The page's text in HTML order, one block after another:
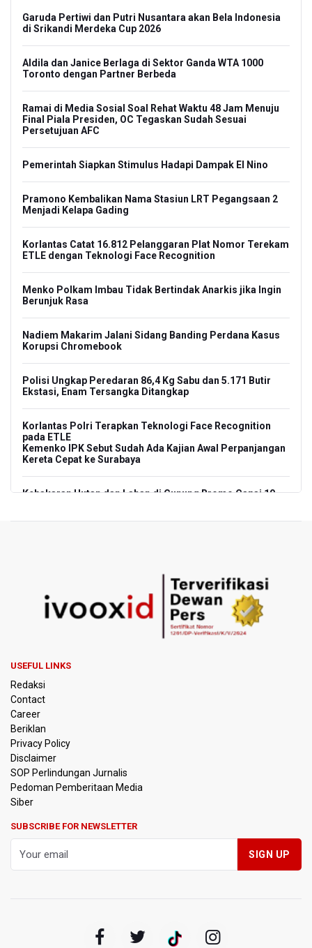
Garuda Pertiwi dan Putri Nusantara akan Bela Indonesia
di Srikandi Merdeka Cup 2026
Aldila dan Janice Berlaga di Sektor Ganda WTA 1000
Toronto dengan Partner Berbeda
Ramai di Media Sosial Soal Rehat Waktu 48 Jam Menuju
Final Piala Presiden, OC Tegaskan Sudah Sesuai
Persetujuan AFC
Pemerintah Siapkan Stimulus Hadapi Dampak El Nino
Pramono Kembalikan Nama Stasiun LRT Pegangsaan 2
Menjadi Kelapa Gading
Korlantas Catat 16.812 Pelanggaran Plat Nomor Terekam
ETLE dengan Teknologi Face Recognition
Menko Polkam Imbau Tidak Bertindak Anarkis jika Ingin
Berunjuk Rasa
Nadiem Makarim Jalani Sidang Banding Perdana Kasus
Korupsi Chromebook
Polisi Ungkap Peredaran 86,4 Kg Sabu dan 5.171 Butir
Ekstasi, Enam Tersangka Ditangkap
Korlantas Polri Terapkan Teknologi Face Recognition
pada ETLE
Kemenko IPK Sebut Sudah Ada Kajian Awal Perpanjangan
Kereta Cepat ke Surabaya
Kebakaran Hutan dan Lahan di Gunung Bromo Capai 10
BRIN Kaji Peluang Industri Panel Surya Generasi Baru
Dikembangkan di Indonesia
BKSDA Riau Sebut Seekor Gajah Binaan PLG Minas Mati
Integrasi Teknologi Tol Jelang Libur Nataru
Amnesty International Kecam Penggusuran Paksa Petani
di Luwu Timur, Desak Hentikan Kekerasan terhadap
Warga Berdalih PSN
Kebakaran Landa Blok Bantengan di Kawasan Taman
Nasional Bromo Tengger Semeru, Tiga Jalur Akses
Wisata Ditutup
USEFUL LINKS
Redaksi
Contact
Career
Beriklan
Privacy Policy
Disclaimer
SOP Perlindungan Jurnalis
Pedoman Pemberitaan Media
Siber
SUBSCRIBE FOR NEWSLETTER